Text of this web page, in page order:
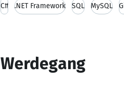
C# .NET Framework SQL MySQL
Werdegang